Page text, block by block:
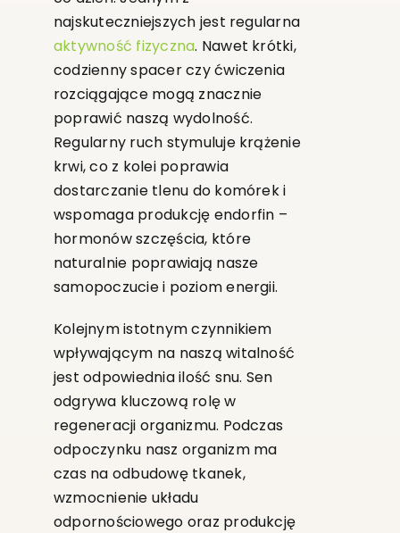
najskuteczniejszych jest regularna
aktywność fizyczna. Nawet krótki,
codzienny spacer czy ćwiczenia
rozciągające mogą znacznie
poprawić naszą wydolność.
Regularny ruch stymuluje krążenie
krwi, co z kolei poprawia
dostarczanie tlenu do komórek i
wspomaga produkcję endorfin –
hormonów szczęścia, które
naturalnie poprawiają nasze
samopoczucie i poziom energii.
Kolejnym istotnym czynnikiem
wpływającym na naszą witalność
jest odpowiednia ilość snu. Sen
odgrywa kluczową rolę w
regeneracji organizmu. Podczas
odpoczynku nasz organizm ma
czas na odbudowę tkanek,
wzmocnienie układu
odpornościowego oraz produkcję